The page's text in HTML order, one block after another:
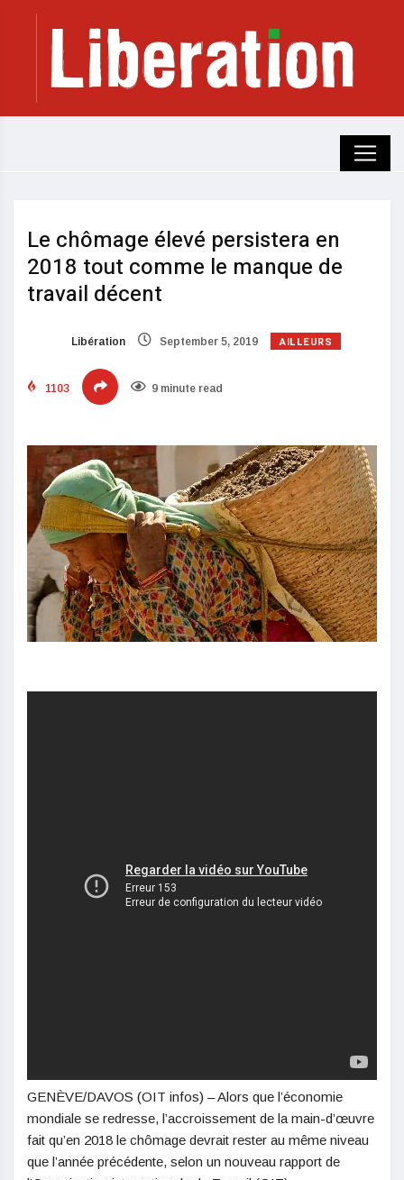
Le chômage élevé persistera en
2018 tout comme le manque de
travail décent
Libération September 5, 2019 AILLEURS
1103 9 minute read
GENÈVE/DAVOS (OIT infos) – Alors que l’économie
mondiale se redresse, l’accroissement de la main-d’œuvre
fait qu’en 2018 le chômage devrait rester au même niveau
que l’année précédente, selon un nouveau rapport de